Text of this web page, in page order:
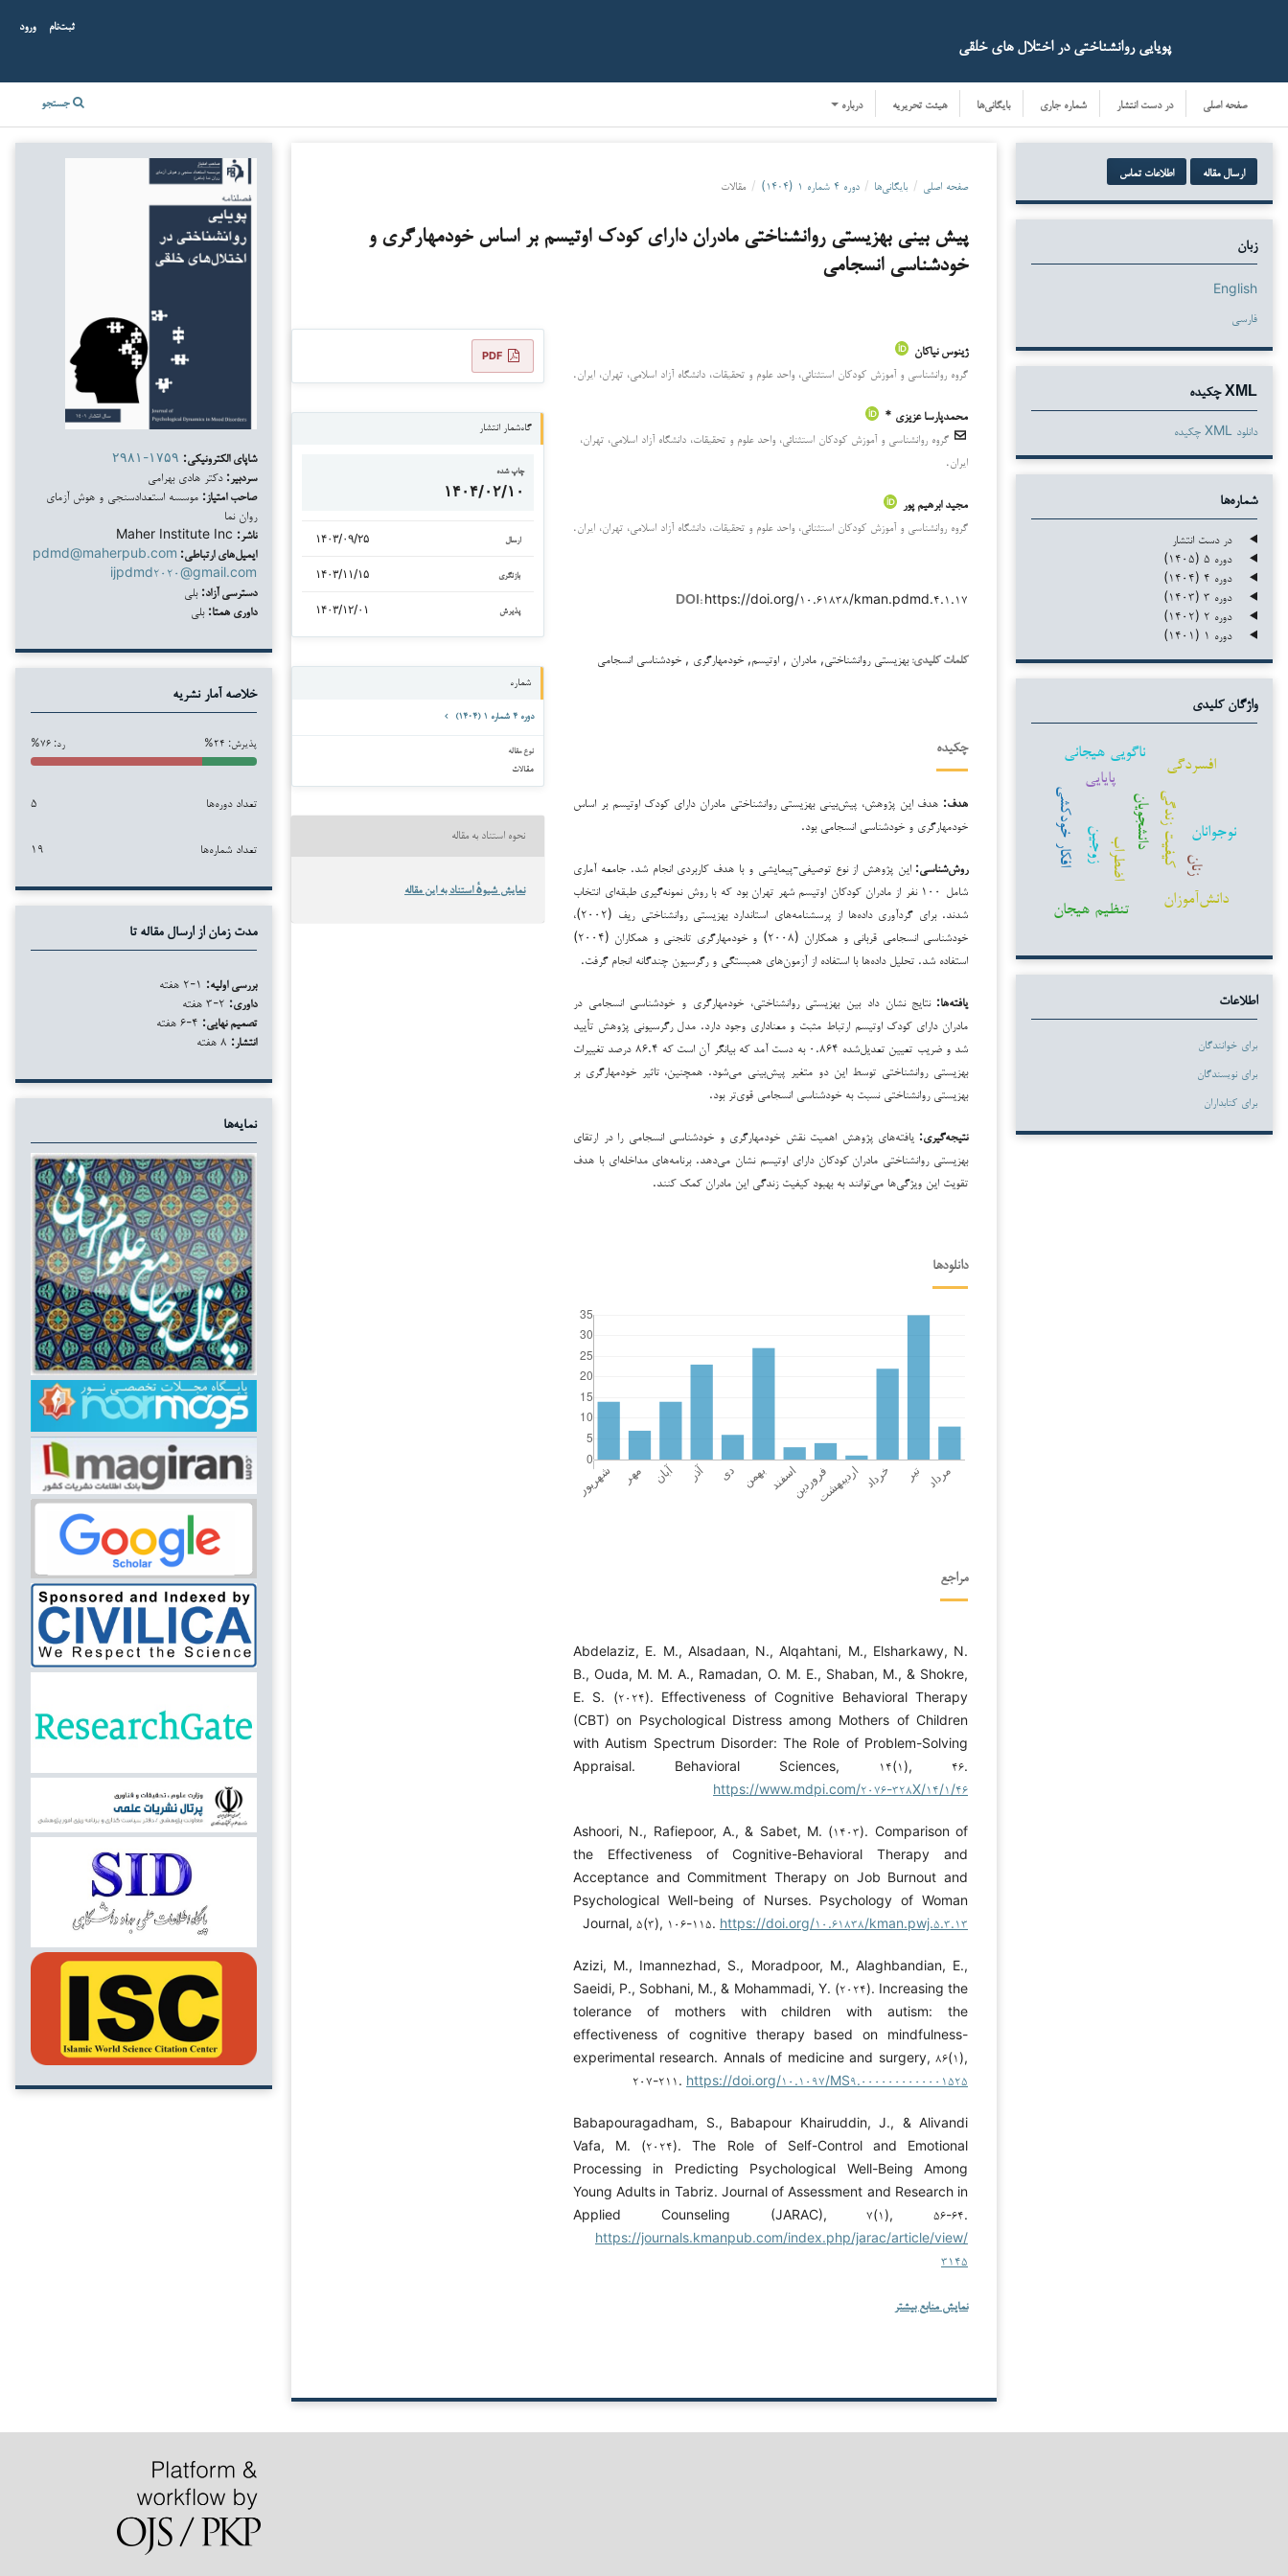
پویایی روانشناختی در اختلال های خلقی
صفحه اصلی در دست انتشار شماره جاری بایگانی‌ها هیئت تحریریه درباره جستجو
ثبت‌نام ورود
ارسال مقاله اطلاعات تماس
زبان
English
فارسی
XML چکیده
دانلود XML چکیده
شماره‌ها
در دست انتشار
دوره ۵ (۱۴۰۵)
دوره ۴ (۱۴۰۴)
دوره ۳ (۱۴۰۳)
دوره ۲ (۱۴۰۲)
دوره ۱ (۱۴۰۱)
واژگان کلیدی
اضطراب
دانشجویانکیفیت زندگی نوجوانان
افسردگی
دانش‌آموزان
زنان
تنظیم هیجان
ناگویی هیجانی
زوجین افکار خودکشی
پایایی
اطلاعات
برای خوانندگان
برای نویسندگان
برای کتابداران
صفحه اصلی / بایگانی‌ها / دوره ۴ شماره ۱ (۱۴۰۴) / مقالات
پیش بینی بهزیستی روانشناختی مادران دارای کودک اوتیسم بر اساس خودمهارگری و
خودشناسی انسجامی
ژینوس نیاکان
گروه روانشناسی و آموزش کودکان استثنائی، واحد علوم و تحقیقات، دانشگاه آزاد اسلامی، تهران، ایران.
محمدپارسا عزیزی *
گروه روانشناسی و آموزش کودکان استثنائی، واحد علوم و تحقیقات، دانشگاه آزاد اسلامی، تهران،
ایران.
مجید ابرهیم پور
گروه روانشناسی و آموزش کودکان استثنائی، واحد علوم و تحقیقات، دانشگاه آزاد اسلامی، تهران، ایران.
DOI: https://doi.org/۱۰.۶۱۸۳۸/kman.pdmd.۴.۱.۱۷
کلمات کلیدی:بهزیستی روانشناختی, مادران , اوتیسم, خودمهارگری , خودشناسی انسجامی
چکیده
هدف: هدف این پژوهش، پیش‌بینی بهزیستی روانشناختی مادران دارای کودک اوتیسم بر اساس
خودمهارگری و خودشناسی انسجامی بود.
روش‌شناسی: این پژوهش از نوع توصیفی-پیمایشی و با هدف کاربردی انجام شد. جامعه آماری
شامل ۱۰۰ نفر از مادران کودکان اوتیسم شهر تهران بود که با روش نمونه‌گیری طبقه‌ای انتخاب
شدند. برای گردآوری داده‌ها از پرسشنامه‌های استاندارد بهزیستی روانشناختی ریف (۲۰۰۲)،
خودشناسی انسجامی قربانی و همکاران (۲۰۰۸) و خودمهارگری تانجنی و همکاران (۲۰۰۴)
استفاده شد. تحلیل داده‌ها با استفاده از آزمون‌های همبستگی و رگرسیون چندگانه انجام گرفت.
یافته‌ها: نتایج نشان داد بین بهزیستی روانشناختی، خودمهارگری و خودشناسی انسجامی در
مادران دارای کودک اوتیسم ارتباط مثبت و معناداری وجود دارد. مدل رگرسیونی پژوهش تأیید
شد و ضریب تعیین تعدیل‌شده ۰.۸۶۴ به دست آمد که بیانگر آن است که ۸۶.۴ درصد تغییرات
بهزیستی روانشناختی توسط این دو متغیر پیش‌بینی می‌شود. همچنین، تاثیر خودمهارگری بر
بهزیستی روانشناختی نسبت به خودشناسی انسجامی قوی‌تر بود.
نتیجه‌گیری: یافته‌های پژوهش اهمیت نقش خودمهارگری و خودشناسی انسجامی را در ارتقای
بهزیستی روانشناختی مادران کودکان دارای اوتیسم نشان می‌دهد. برنامه‌های مداخله‌ای با هدف
تقویت این ویژگی‌ها می‌توانند به بهبود کیفیت زندگی این مادران کمک کنند.
دانلودها
مراجع
Abdelaziz, E. M., Alsadaan, N., Alqahtani, M., Elsharkawy, N.
B., Ouda, M. M. A., Ramadan, O. M. E., Shaban, M., & Shokre,
E. S. (۲۰۲۴). Effectiveness of Cognitive Behavioral Therapy
(CBT) on Psychological Distress among Mothers of Children
with Autism Spectrum Disorder: The Role of Problem-Solving
Appraisal. Behavioral Sciences, ۱۴(۱), ۴۶.
https://www.mdpi.com/۲۰۷۶-۳۲۸X/۱۴/۱/۴۶
Ashoori, N., Rafiepoor, A., & Sabet, M. (۱۴۰۳). Comparison of
the Effectiveness of Cognitive-Behavioral Therapy and
Acceptance and Commitment Therapy on Job Burnout and
Psychological Well-being of Nurses. Psychology of Woman
Journal, ۵(۳), ۱۰۶-۱۱۵. https://doi.org/۱۰.۶۱۸۳۸/kman.pwj.۵.۳.۱۳
Azizi, M., Imannezhad, S., Moradpoor, M., Alaghbandian, E.,
Saeidi, P., Sobhani, M., & Mohammadi, Y. (۲۰۲۴). Increasing the
tolerance of mothers with children with autism: the
effectiveness of cognitive therapy based on mindfulness-
experimental research. Annals of medicine and surgery, ۸۶(۱),
۲۰۷-۲۱۱. https://doi.org/۱۰.۱۰۹۷/MS۹.۰۰۰۰۰۰۰۰۰۰۰۰۱۵۲۵
Babapouragadham, S., Babapour Khairuddin, J., & Alivandi
Vafa, M. (۲۰۲۴). The Role of Self-Control and Emotional
Processing in Predicting Psychological Well-Being Among
Young Adults in Tabriz. Journal of Assessment and Research in
Applied Counseling (JARAC), ۷(۱), ۵۶-۶۴.
https://journals.kmanpub.com/index.php/jarac/article/view/
۳۱۴۵
نمایش منابع بیشتر
دانلودها PDF
گاه‌شمار انتشار
چاپ شده
۱۴۰۴/۰۲/۱۰
ارسال ۱۴۰۳/۰۹/۲۵
بازنگری ۱۴۰۳/۱۱/۱۵
پذیرش ۱۴۰۳/۱۲/۰۱
شماره
دوره ۴ شماره ۱ (۱۴۰۴)
نوع مقاله
مقالات
نحوه استناد به مقاله
نمایش شیوهٔ استناد به این مقاله
شاپای الکترونیکی: ۲۹۸۱-۱۷۵۹
سردبیر: دکتر هادی بهرامی
صاحب امتیاز: موسسه استعدادسنجی و هوش آزمای
روان نما
ناشر:
ایمیل‌های ارتباطی: pdmd@maherpub.com
ijpdmd۲۰۲۰@gmail.com
دسترسی آزاد: بلی
داوری همتا: بلی
خلاصه آمار نشریه
پذیرش: ۲۴% رد: ۷۶%
تعداد دوره‌ها ۵
تعداد شماره‌ها ۱۹
مدت زمان از ارسال مقاله تا
بررسی اولیه:
داوری:
تصمیم نهایی:
انتشار:
نمایه‌ها